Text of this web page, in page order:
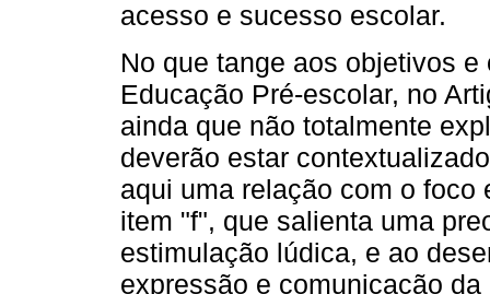
acesso e sucesso escolar.
No que tange aos objetivos
Educação Pré-escolar, no
ainda que não totalmente
deverão estar
aqui uma relação com o foco
item "f", que salienta uma
estimulação lúdica, e ao
expressão e comunicação